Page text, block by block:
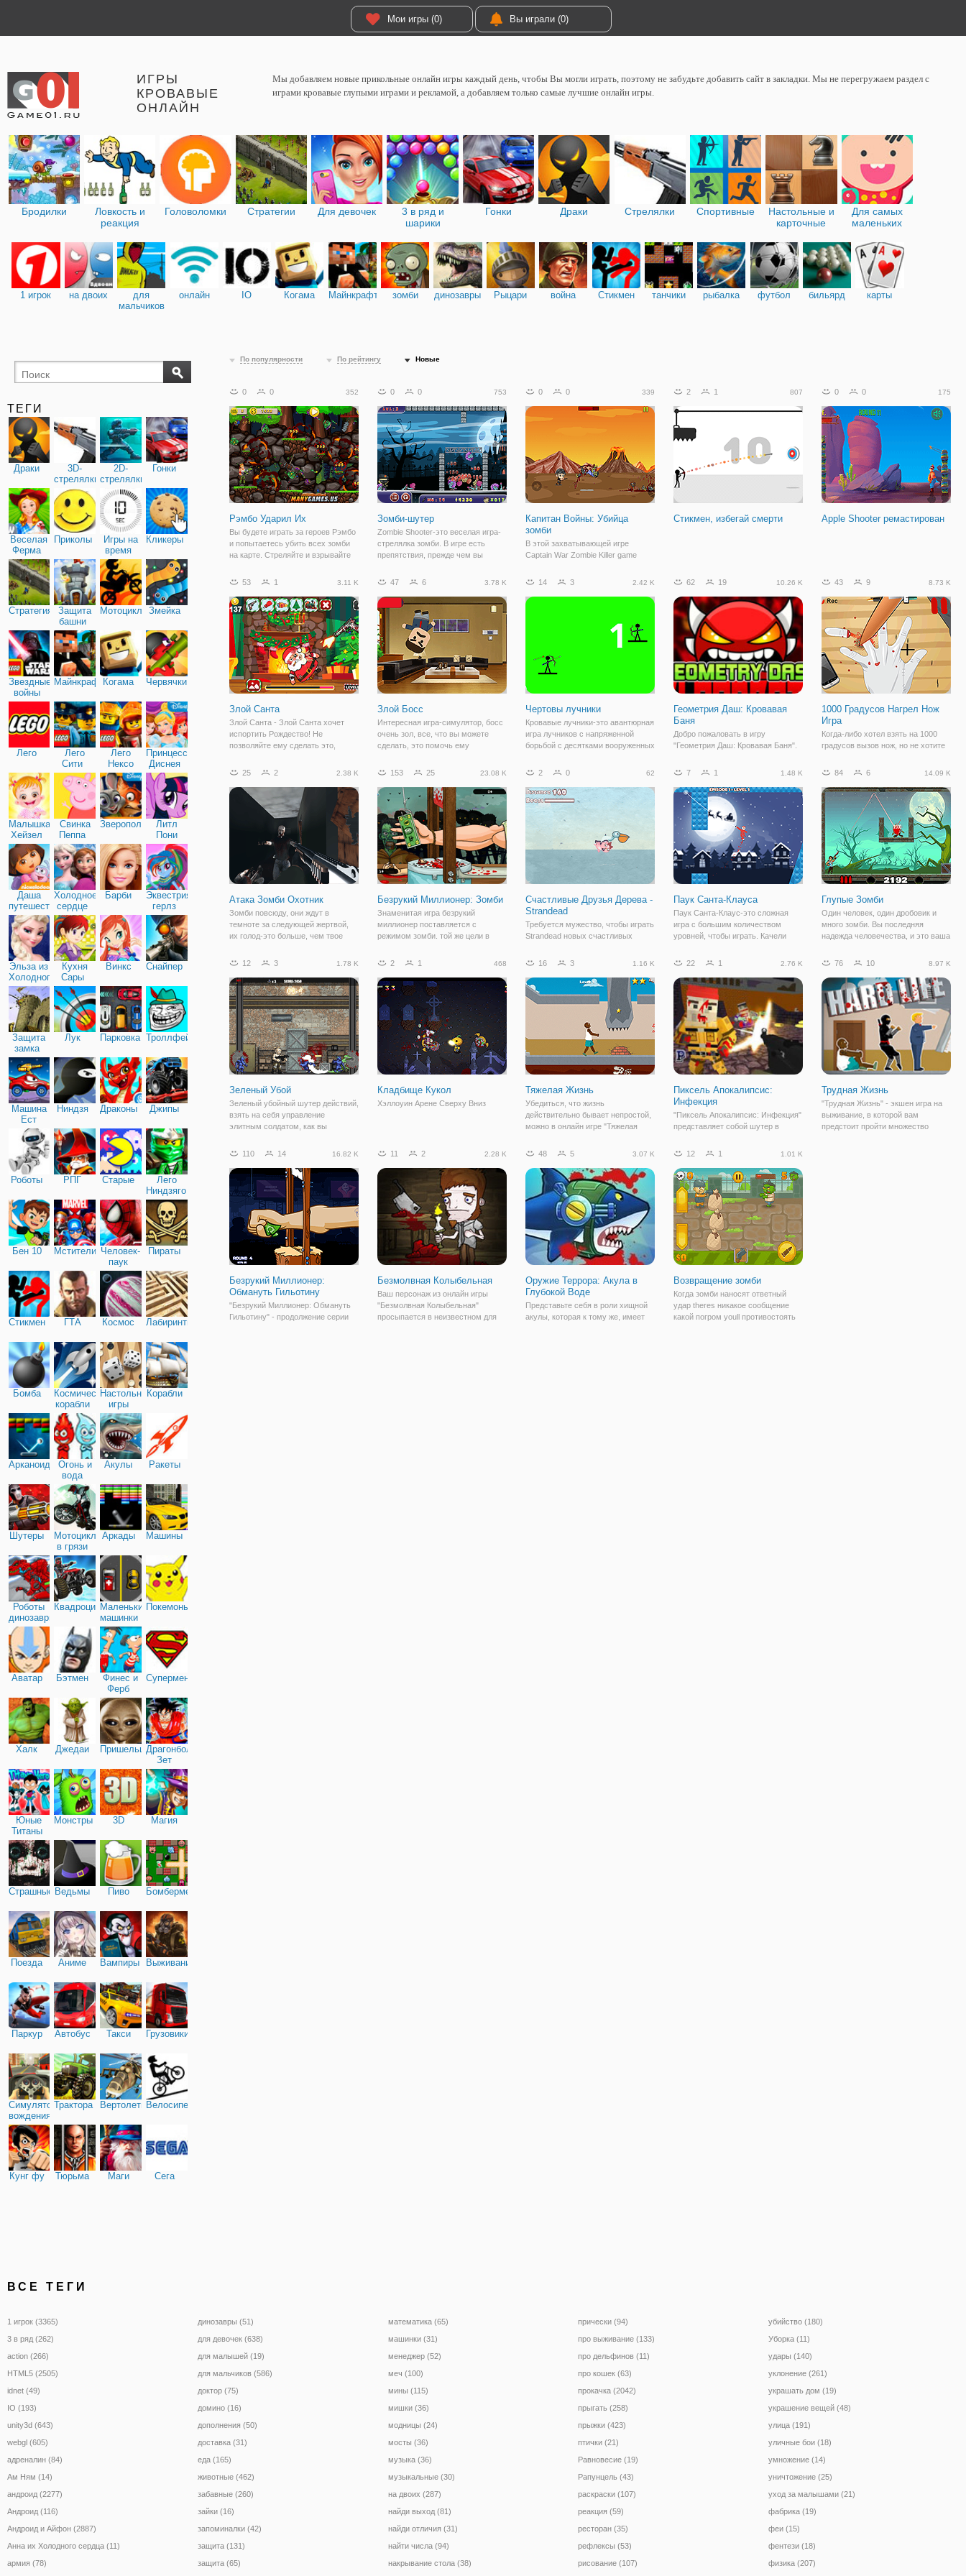
Мои игры (0) Вы играли (0)
ИГРЫ
КРОВАВЫЕ
ОНЛАЙН
Мы добавляем новые прикольные онлайн игры каждый день, чтобы Вы могли играть, поэтому не забудьте добавить сайт в закладки. Мы не перегружаем раздел с
играми кровавые глупыми играми и рекламой, а добавляем только самые лучшие онлайн игры.
Бродилки
Ловкость и
реакция
Головоломки Стратегии Для девочек
3 в ряд и
шарики
Гонки Драки Стрелялки Спортивные
Настольные и
карточные
Для самых
маленьких
1 игрок на двоих
для
мальчиков
онлайн IO Когама Майнкрафт зомби динозавры Рыцари война Стикмен танчики рыбалка футбол бильярд карты
ТЕГИ
Драки
3D-
стрелялки
2D-
стрелялки
Гонки
Веселая
Ферма
Приколы
Игры на
время
Кликеры
Стратегия
Защита
башни
МотоциклыЗмейка
Звездные
войны
МайнкрафтКогама Червячки
Лего
Лего
Сити
Лего
Нексо
Найтс
Принцессы
Диснея
Малышка
Хейзел
Свинка
Пеппа
Зверополис
Литл
Пони
Дружба
Даша
путешественница
Холодное
сердце
Барби
Эквестрия
герлз
Эльза из
Холодного
сердца
Кухня
Сары
Винкс Снайпер
Защита
замка
Лук Парковка Троллфейс
Машина
Ест
Машину
Ниндзя Драконы Джипы
Роботы РПГ Старые
Лего
Ниндзяго
Бен 10 Мстители Человек-
паук
Пираты
Стикмен ГТА Космос Лабиринты
Бомба
Космические
корабли
Настольные
игры
Корабли
Арканоид
Огонь и
вода
Акулы Ракеты
Шутеры
Мотоциклы
в грязи
Аркады Машины
Роботы
динозавры
КвадроциклыМаленькие
машинки
Покемоны
Аватар Бэтмен
Финес и
Ферб
Супермен
Халк Джедаи ПришельцыДрагонболл
Зет
Юные
Титаны
Монстры 3D Магия
Страшные Ведьмы Пиво Бомбермен
Поезда Аниме Вампиры Выживание
Паркур Автобус Такси Грузовики
Симулятор
вождения
Трактора ВертолетыВелосипед
Кунг фу Тюрьма Маги Сега
По популярности По рейтингу Новые
0 0 352
Рэмбо Ударил Их
Вы будете играть за героев Рэмбо
и попытаетесь убить всех зомби
на карте. Стреляйте и взрывайте
способ победить вас, выжить и
Наслаждайтесь игрой в эту игру
здесь
0 0 753
Зомби-шутер
Zombie Shooter-это веселая игра-
стрелялка зомби. В игре есть
препятствия, прежде чем вы
пуля должна срикошетить от стен
можно больше зомби. Так что
направьте
0 0 339
Капитан Войны: Убийца
зомби
В этой захватывающей игре
Captain War Zombie Killer game
играете за солдата, оказавшегося
Окруженный со всех сторон
думай. Просто вытащите
2 1 807
Стикмен, избегай смерти
0 0 175
Apple Shooter ремастирован
53 1 3.11 K
Злой Санта
Злой Санта - Злой Санта хочет
испортить Рождество! Не
позволяйте ему сделать это,
может пнуть злого Санту.
новое лучшее оружие, большой
выбор оружия и
47 6 3.78 K
Злой Босс
Интересная игра-симулятор, босс
очень зол, все, что вы можете
сделать, это помочь ему
предположительно, вы должны
уничтожить разъяренного босса,
но перед этим вы
14 3 2.42 K
Чертовы лучники
Кровавые лучники-это авантюрная
игра лучников с напряженной
борьбой с десятками вооруженных
прицелиться с помощью лука,
хранителя. Как насчет врагов,
сражающихся с
62 19 10.26 K
Геометрия Даш: Кровавая
Баня
Добро пожаловать в игру
"Геометрия Даш: Кровавая Баня".
безумный мир шустрых кубов. В
испытания в подземном мире. Вы
станете жертвой демона, который
обманом заманил
43 9 8.73 K
1000 Градусов Нагрел Нож
Игра
Когда-либо хотел взять на 1000
градусов вызов нож, но не хотите
можете с помощью чужой силы!
так реалистично и сложно, как
можно позволять бесконечный
геймплей.
25 2 2.38 K
Атака Зомби Охотник
Зомби повсюду, они ждут в
темноте за следующей жертвой,
их голод-это больше, чем твое
использовать весь ваш арсенал,
Найти светящиеся Карты, чтобы
закончить
153 25 23.08 K
Безрукий Миллионер: Зомби
Знаменитая игра безрукий
миллионер поставляется с
режимом зомби. той же цели в
стороне гильотины в свои силы, не
улова вы будете зарабатывать
больше денег в
2 0 62
Счастливые Друзья Дерева -
Strandead
Требуется мужество, чтобы играть
Strandead новых счастливых
есть что он принимает? Сопение,
увертлив, шелушащейся, быстро и
удобно, все застряли на
7 1 1.48 K
Паук Санта-Клауса
Паук Санта-Клаус-это сложная
игра с большим количеством
уровней, чтобы играть. Качели
паутиной, чтобы избежать
больше своего тела - части и
добраться до
84 6 14.09 K
Глупые Зомби
Один человек, один дробовик и
много зомби. Вы последняя
надежда человечества, и это ваша
безмозглые. Отрегулируйте
ваши пули рикошетят от стены к
стене, изящно
12 3 1.78 K
Зеленый Убой
Зеленый убойный шутер действий,
взять на себя управление
элитным солдатом, как вы
захватили мир. Используйте ваше
2 1 468
Кладбище Кукол
Хэллоуин Арене Сверху Вниз
16 3 1.16 K
Тяжелая Жизнь
Убедиться, что жизнь
действительно бывает непростой,
можно в онлайн игре "Тяжелая
персонажа подготовлено
Препятствия встречаются самые
разные: метание стрелами,
острые шипы,
22 1 2.76 K
Пиксель Апокалипсис:
Инфекция
"Пиксель Апокалипсис: Инфекция"
представляет собой шутер в
многопользовательском режиме.
созданной группе игроков или
создать новую, свою. Здесь
играют пользователи с
76 10 8.97 K
Трудная Жизнь
"Трудная Жизнь" - экшен игра на
выживание, в которой вам
предстоит пройти множество
110 14 16.82 K
Безрукий Миллионер:
Обмануть Гильотину
"Безрукий Миллионер: Обмануть
Гильотину" - продолжение серии
11 2 2.28 K
Безмолвная Колыбельная
Ваш персонаж из онлайн игры
"Безмолвная Колыбельная"
просыпается в неизвестном для
48 5 3.07 K
Оружие Террора: Акула в
Глубокой Воде
Представьте себя в роли хищной
акулы, которая к тому же, имеет
12 1 1.01 K
Возвращение зомби
Когда зомби наносят ответный
удар theres никакое сообщение
какой погром youll противостоять
ВСЕ ТЕГИ
1 игрок (3365)
3 в ряд (262)
action (266)
HTML5 (2505)
idnet (49)
IO (193)
unity3d (643)
webgl (605)
адреналин (84)
Ам Ням (14)
андроид (2277)
Андроид (116)
Андроид и Айфон (2887)
Анна их Холодного сердца (11)
армия (78)
динозавры (51)
для девочек (638)
для малышей (19)
для мальчиков (586)
доктор (75)
домино (16)
дополнения (50)
доставка (31)
еда (165)
животные (462)
забавные (260)
зайки (16)
запоминалки (42)
защита (131)
защита (65)
математика (65)
машинки (31)
менеджер (52)
меч (100)
мины (115)
мишки (36)
модницы (24)
мосты (36)
музыка (36)
музыкальные (30)
на двоих (287)
найди выход (81)
найди отличия (31)
найти числа (94)
накрывание стола (38)
прически (94)
про выживание (133)
про дельфинов (11)
про кошек (63)
прокачка (2042)
прыгать (258)
прыжки (423)
птички (21)
Равновесие (19)
Рапунцель (43)
раскраски (107)
реакция (59)
ресторан (35)
рефлексы (53)
рисование (107)
убийство (180)
Уборка (11)
удары (140)
уклонение (261)
украшать дом (19)
украшение вещей (48)
улица (191)
уличные бои (18)
умножение (14)
уничтожение (25)
уход за малышами (21)
фабрика (19)
феи (15)
фентези (18)
физика (207)